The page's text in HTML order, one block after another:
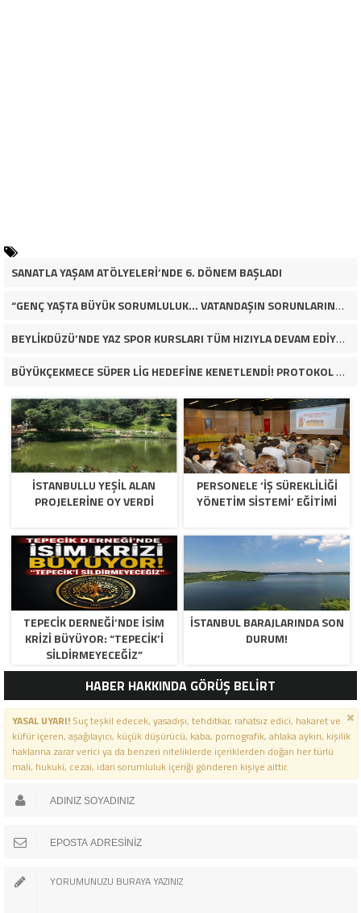
SANATLA YAŞAM ATÖLYELERİ’NDE 6. DÖNEM BAŞLADI
“GENÇ YAŞTA BÜYÜK SORUMLULUK… VATANDAŞIN SORUNLARINA ÇÖZÜM ARIYOR!”
BEYLİKDÜZÜ’NDE YAZ SPOR KURSLARI TÜM HIZIYLA DEVAM EDİYOR
BÜYÜKÇEKMECE SÜPER LİG HEDEFİNE KENETLENDİ! PROTOKOL VE İŞ DÜNYASINDAN BASKETBOL TAKIMINA TAM DESTEK…
İSTANBULLU YEŞİL ALAN
PROJELERİNE OY VERDİ
PERSONELE ‘İŞ SÜREKLİLİĞİ
YÖNETİM SİSTEMİ’ EĞİTİMİ
TEPECİK DERNEĞİ’NDE İSİM
KRİZİ BÜYÜYOR: “TEPECİK’İ
SİLDİRMEYECEĞİZ”
İSTANBUL BARAJLARINDA SON
DURUM!
HABER HAKKINDA GÖRÜŞ BELİRT
YASAL UYARI!Suç teşkil edecek, yasadışı, tehditkar, rahatsız edici, hakaret ve
küfür içeren, aşağılayıcı, küçük düşürücü, kaba, pornografik, ahlaka aykırı, kişilik
haklarına zarar verici ya da benzeri niteliklerde içeriklerden doğan her türlü
mali, hukuki, cezai, idari sorumluluk içeriği gönderen kişiye aittir.